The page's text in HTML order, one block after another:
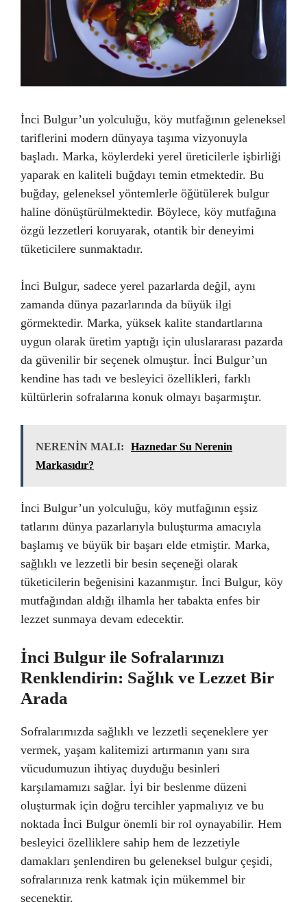
İnci Bulgur’un yolculuğu, köy mutfağının geleneksel
tariflerini modern dünyaya taşıma vizyonuyla
başladı. Marka, köylerdeki yerel üreticilerle işbirliği
yaparak en kaliteli buğdayı temin etmektedir. Bu
buğday, geleneksel yöntemlerle öğütülerek bulgur
haline dönüştürülmektedir. Böylece, köy mutfağına
özgü lezzetleri koruyarak, otantik bir deneyimi
tüketicilere sunmaktadır.
İnci Bulgur, sadece yerel pazarlarda değil, aynı
zamanda dünya pazarlarında da büyük ilgi
görmektedir. Marka, yüksek kalite standartlarına
uygun olarak üretim yaptığı için uluslararası pazarda
da güvenilir bir seçenek olmuştur. İnci Bulgur’un
kendine has tadı ve besleyici özellikleri, farklı
kültürlerin sofralarına konuk olmayı başarmıştır.
NERENİN MALI:
Haznedar Su Nerenin
Markasıdır?
İnci Bulgur’un yolculuğu, köy mutfağının eşsiz
tatlarını dünya pazarlarıyla buluşturma amacıyla
başlamış ve büyük bir başarı elde etmiştir. Marka,
sağlıklı ve lezzetli bir besin seçeneği olarak
tüketicilerin beğenisini kazanmıştır. İnci Bulgur, köy
mutfağından aldığı ilhamla her tabakta enfes bir
lezzet sunmaya devam edecektir.
İnci Bulgur ile Sofralarınızı
Renklendirin: Sağlık ve Lezzet Bir
Arada
Sofralarımızda sağlıklı ve lezzetli seçeneklere yer
vermek, yaşam kalitemizi artırmanın yanı sıra
vücudumuzun ihtiyaç duyduğu besinleri
karşılamamızı sağlar. İyi bir beslenme düzeni
oluşturmak için doğru tercihler yapmalıyız ve bu
noktada İnci Bulgur önemli bir rol oynayabilir. Hem
besleyici özelliklere sahip hem de lezzetiyle
damakları şenlendiren bu geleneksel bulgur çeşidi,
sofralarınıza renk katmak için mükemmel bir
seçenektir.